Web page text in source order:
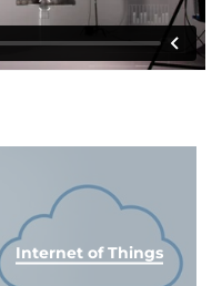
Internet of Things